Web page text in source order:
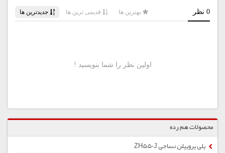
محصولات هم رده
پلی پروپیلن نساجی ZH550J